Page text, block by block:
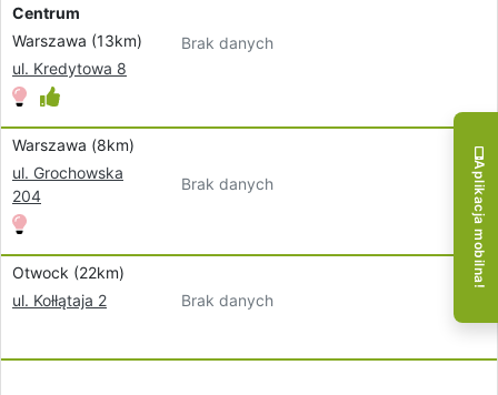
Centrum
Warszawa (13km)
ul. Kredytowa 8
Brak danych
Warszawa (8km)
ul. Grochowska
204
Brak danych
Otwock (22km)
ul. Kołłątaja 2
Brak danych
Aplikacja mobilna!